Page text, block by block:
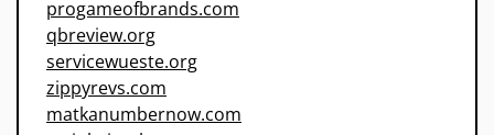
progameofbrands.com
qbreview.org
servicewueste.org
zippyrevs.com
matkanumbernow.com